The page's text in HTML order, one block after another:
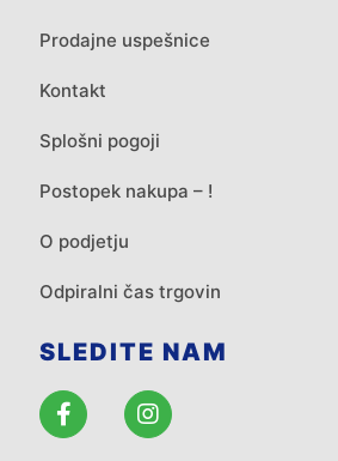
Prodajne uspešnice
Kontakt
Splošni pogoji
Postopek nakupa – !
O podjetju
Odpiralni čas trgovin
SLEDITE NAM